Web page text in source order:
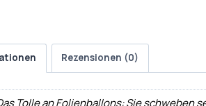
Rezensionen (0)
Tolle an Folienballons: Sie schweben